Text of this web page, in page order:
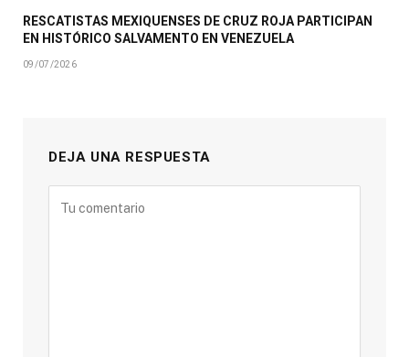
RESCATISTAS MEXIQUENSES DE CRUZ ROJA PARTICIPAN
EN HISTÓRICO SALVAMENTO EN VENEZUELA
09/07/2026
DEJA UNA RESPUESTA